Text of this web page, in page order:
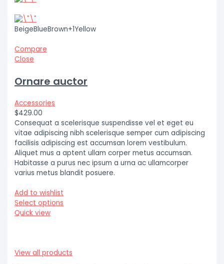
BeigeBlueBrown+1Yellow
Compare
Close
Ornare auctor
Accessories
$429.00
Consequat a scelerisque suspendisse vel et eget eu
vitae adipiscing nibh scelerisque semper cum adipiscing
facilisis adipiscing est accumsan lorem vestibulum.
Aliquet mus a aptent ullam corper metus accumsan.
Habitasse a purus nec ipsum a urna ac ullamcorper
varius metus blandit posuere.
Add to wishlist
Select options
Quick view
View all products